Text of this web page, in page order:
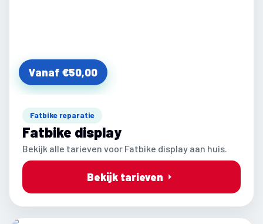
Vanaf €50,00
Fatbike reparatie
Fatbike display
Bekijk alle tarieven voor Fatbike display aan huis.
Bekijk tarieven